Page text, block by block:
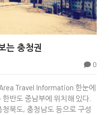
는 충청권
0
Travel Information 한눈에
반도 중남부에 위치해 있다.
북도, 충청남도 등으로 구성